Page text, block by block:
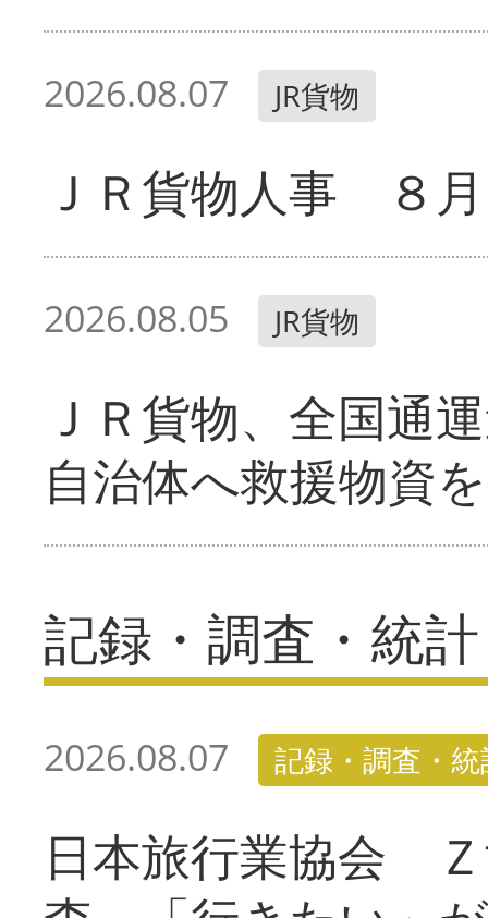
2026.08.07 JR貨物
ＪＲ貨物人事 ８
2026.08.05 JR貨物
ＪＲ貨物、全国通
自治体へ救援物資
記録・調査・統計
2026.08.07 記録・調査・
日本旅行業協会